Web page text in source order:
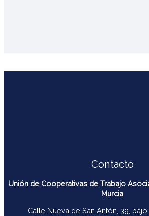
Contacto
Unión de Cooperativas de Trabajo
Murcia
Calle Nueva de San Antón, 39,